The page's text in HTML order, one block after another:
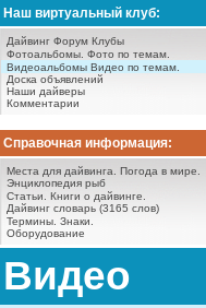
Наш виртуальный клуб:
Дайвинг Форум Клубы
Фотоальбомы. Фото по темам.
Видеоальбомы Видео по темам.
Доска объявлений
Наши дайверы
Комментарии
Справочная информация:
Места для дайвинга.
Погода в мире.
Энциклопедия рыб
Статьи.
Книги о дайвинге.
Дайвинг словарь (3165 слов)
Термины. Знаки.
Оборудование
Видео